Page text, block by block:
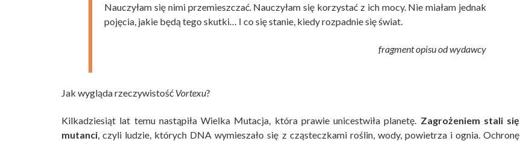
Nauczyłam się nimi przemieszczać. Nauczyłam się korzystać z ich mocy. Nie miałam jednak
pojęcia, jakie będą tego skutki… I co się stanie, kiedy rozpadnie się świat.
fragment opisu od wydawcy
Jak wygląda rzeczywistość Vortexu?
Kilkadziesiąt lat temu nastąpiła Wielka Mutacja, która prawie unicestwiła planetę. Zagrożeniem stali się
mutanci, czyli ludzie, których DNA wymieszało się z cząsteczkami roślin, wody, powietrza i ognia. Ochronę